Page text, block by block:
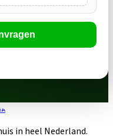
in heel Nederland.